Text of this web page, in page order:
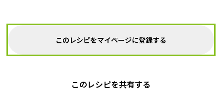
このレシピをマイページに登録する
このレシピを共有する